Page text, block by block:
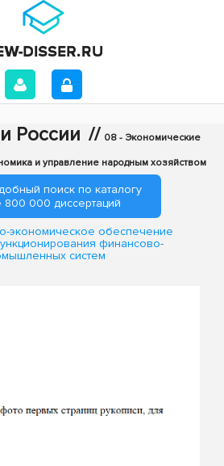
России // 08 - Экономические
и управление народным хозяйством
поиск по каталогу
000 диссертаций
экономическое обеспечение
финансово-
систем